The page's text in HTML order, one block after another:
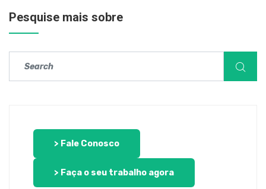
Pesquise mais sobre
> Fale Conosco
> Faça o seu trabalho agora